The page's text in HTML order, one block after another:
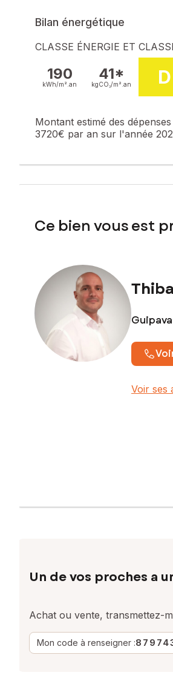
Bilan énergétique
CLASSE ÉNERGIE ET
190
kWh/m². an
41*
kgCO₂/m². an D
Montant estimé des
3720€ par an sur l'année
Ce bien vous est
Voir ses
Un de vos proches a
Achat ou vente, transmettez-
Mon code à renseigner :